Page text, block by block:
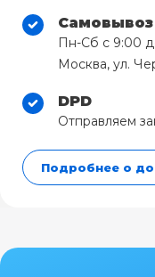
Пн-Сб с 9:00
Москва, ул.
DPD
Отправляем
Подробнее о